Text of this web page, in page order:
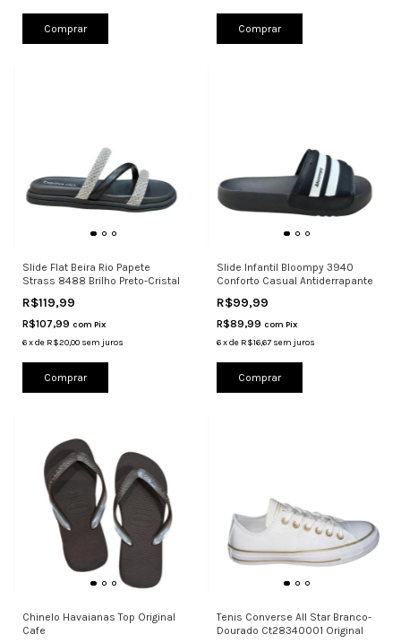
Comprar Comprar
Slide Flat Beira Rio Papete
Strass 8488 Brilho Preto-Cristal
R$119,99
R$107,99 com Pix
6xde R$20,00 sem juros
Comprar
Slide Infantil Bloompy 3940
Conforto Casual Antiderrapante
R$99,99
R$89,99 com Pix
6 xde R$16,67 sem juros
Comprar
Chinelo Havaianas Top Original
Cafe
Tenis Converse All Star Branco-
Dourado Ct28340001 Original